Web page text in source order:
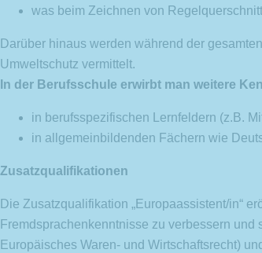
was beim Zeichnen von
Darüber hinaus werden während der
Umweltschutz vermittelt.
In der Berufsschule erwirbt man weitere
in berufsspezifischen Lernfeldern (z.B.
in allgemeinbildenden Fächern wie
Zusatzqualifikationen
Die Zusatzqualifikation „Europaassistent/in“
Fremdsprachenkenntnisse zu verbessern
Europäisches Waren- und Wirtschaftsrecht)